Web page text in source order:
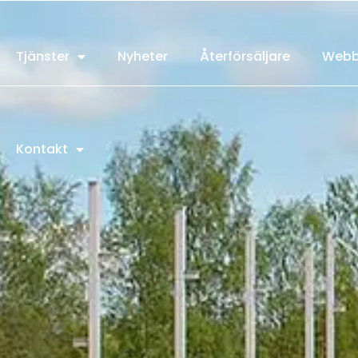
Tjänster Nyheter Återförsäljare
Kontakt